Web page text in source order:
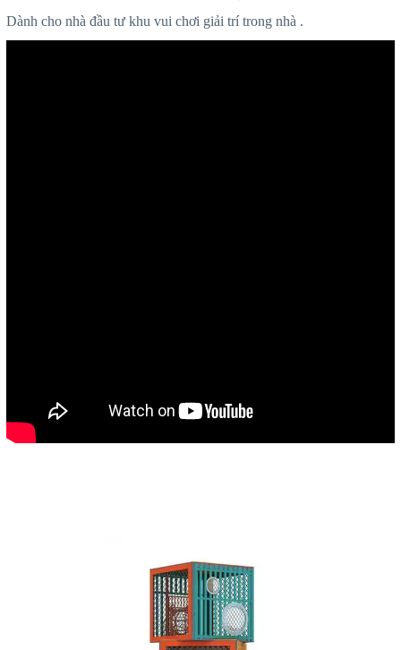
Dành cho nhà đầu tư khu vui chơi giải trí trong nhà .